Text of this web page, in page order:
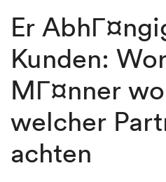
Er
Kunden:
MГ¤nner
welcher
achten